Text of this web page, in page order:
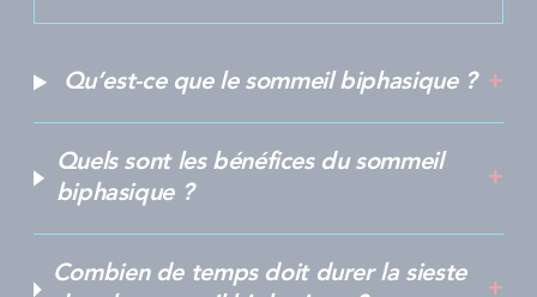
Qu’est-ce que le sommeil biphasique ?
Quels sont les bénéfices du sommeil
biphasique ?
Combien de temps doit durer la sieste